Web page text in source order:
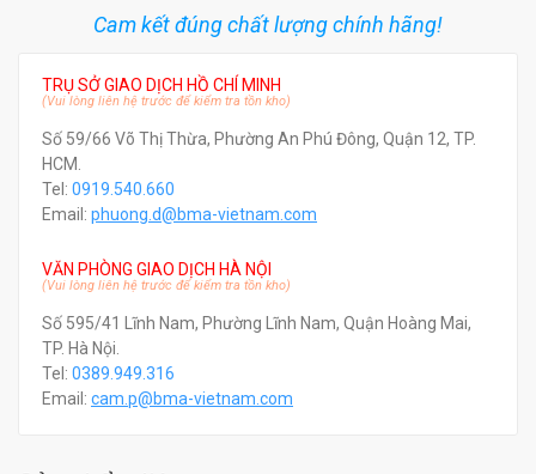
Cam kết đúng chất lượng chính hãng!
TRỤ SỞ GIAO DỊCH HỒ CHÍ MINH
(Vui lòng liên hệ trước để kiểm tra tồn kho)
Số 59/66 Võ Thị Thừa, Phường An Phú Đông, Quận 12, TP.
HCM.
Tel: 0919.540.660
Email: phuong.d@bma-vietnam.com
VĂN PHÒNG GIAO DỊCH HÀ NỘI
(Vui lòng liên hệ trước để kiểm tra tồn kho)
Số 595/41 Lĩnh Nam, Phường Lĩnh Nam, Quận Hoàng Mai,
TP. Hà Nội.
Tel: 0389.949.316
Email: cam.p@bma-vietnam.com